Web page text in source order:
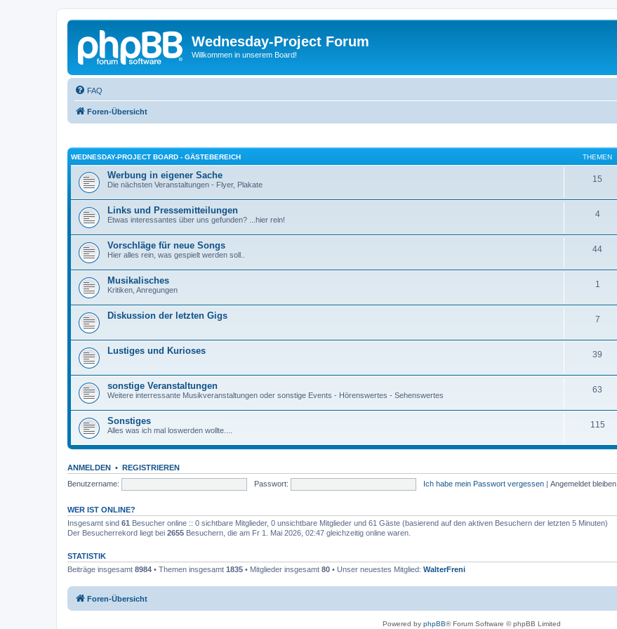
Wednesday-Project Forum
Willkommen in unserem Board!
FAQ
Foren-Übersicht
WEDNESDAY-PROJECT BOARD - GÄSTEBEREICH THEMEN
Werbung in eigener Sache
Die nächsten Veranstaltungen - Flyer, Plakate
15
Links und Pressemitteilungen
Etwas interessantes über uns gefunden? ...hier rein!
4
Vorschläge für neue Songs
Hier alles rein, was gespielt werden soll..
44
Musikalisches
Kritiken, Anregungen
1
Diskussion der letzten Gigs 7
Lustiges und Kurioses 39
sonstige Veranstaltungen
Weitere interressante Musikveranstaltungen oder sonstige Events - Hörenswertes - Sehenswertes
63
Sonstiges
Alles was ich mal loswerden wollte....
115
ANMELDEN • REGISTRIEREN
Benutzername:
Passwort: Ich habe mein Passwort vergessen | Angemeldet bleiben
WER IST ONLINE?
Insgesamt sind 61 Besucher online :: 0 sichtbare Mitglieder, 0 unsichtbare Mitglieder und 61 Gäste (basierend auf den aktiven Besuchern der letzten 5 Minuten)
Der Besucherrekord liegt bei 2655 Besuchern, die am Fr 1. Mai 2026, 02:47 gleichzeitig online waren.
STATISTIK
Beiträge insgesamt 8984 • Themen insgesamt 1835 • Mitglieder insgesamt 80 • Unser neuestes Mitglied: WalterFreni
Foren-Übersicht
Powered by phpBB® Forum Software © phpBB Limited